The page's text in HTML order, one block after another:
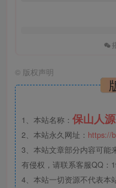
© 版权声明
1、本站名称： 保山人
2、本站永久网址： https://
3、本站文章部分内容可能
有侵权，请联系客服QQ：
4、本站一切资源不代表本